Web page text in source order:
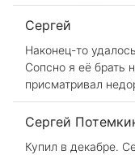
Сергей
Наконец-то
Сопсно я её брать
присматривал
старенькой ВАЗ
присоветовал
Сергей
Купил в декабре.